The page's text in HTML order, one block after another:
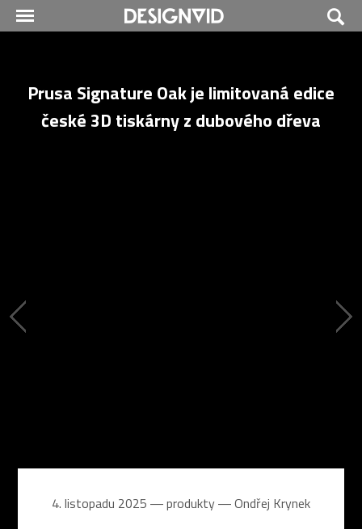
Prusa Signature Oak je limitovaná edice
české 3D tiskárny z dubového dřeva
4. listopadu 2025 ― produkty ―Ondřej Krynek